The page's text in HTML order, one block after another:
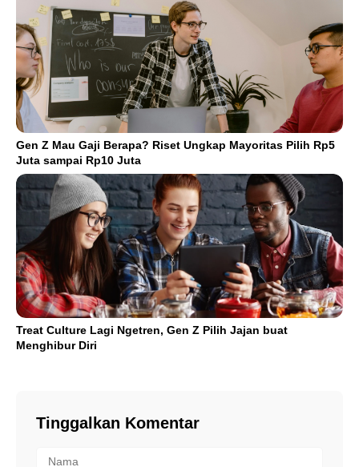
Gen Z Mau Gaji Berapa? Riset Ungkap Mayoritas Pilih Rp5
Juta sampai Rp10 Juta
Treat Culture Lagi Ngetren, Gen Z Pilih Jajan buat
Menghibur Diri
Tinggalkan Komentar